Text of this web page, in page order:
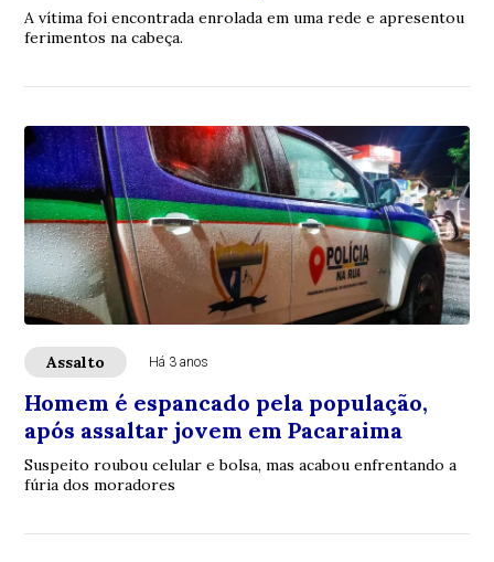
A vítima foi encontrada enrolada em uma rede e apresentou
ferimentos na cabeça.
Assalto Há 3 anos
Homem é espancado pela população,
após assaltar jovem em Pacaraima
Suspeito roubou celular e bolsa, mas acabou enfrentando a
fúria dos moradores